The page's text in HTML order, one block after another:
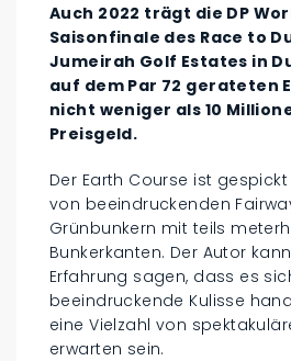
Auch 2022 trägt die DP
Saisonfinale des Race to
Jumeirah Golf Estates in
auf dem Par 72 gerateten
nicht weniger als 10
Preisgeld.
Der Earth Course ist
von beeindruckenden
Grünbunkern mit teils
Bunkerkanten. Der Autor
Erfahrung sagen, dass es
beeindruckende Kulisse
eine Vielzahl von
erwarten sein.